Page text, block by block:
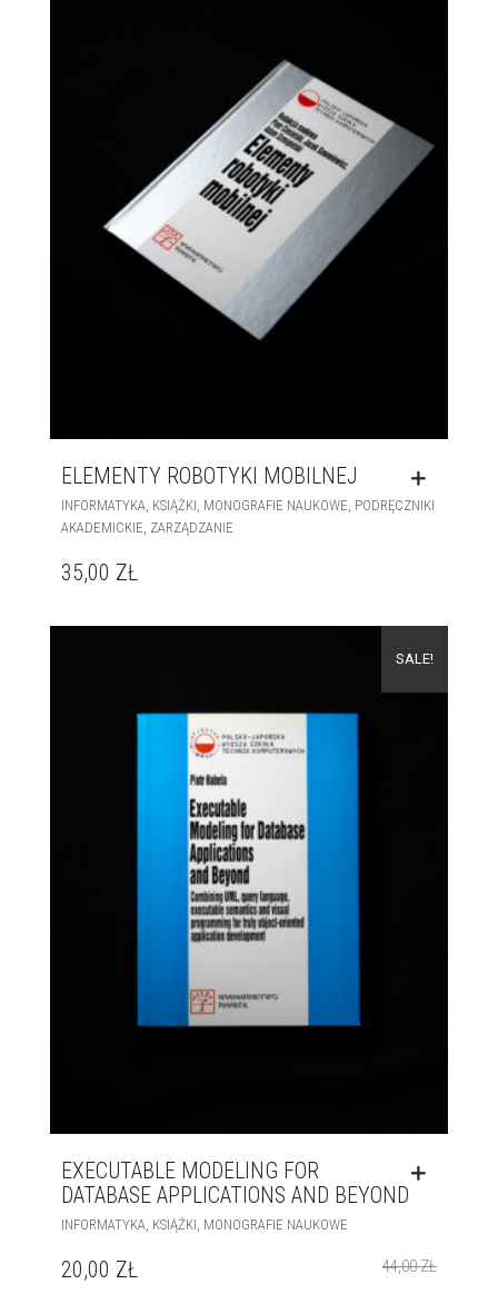
ELEMENTY ROBOTYKI MOBILNEJ
INFORMATYKA KSIĄŻKI MONOGRAFIE NAUKOWE PODRĘCZNIKI
AKADEMICKIE ZARZĄDZANIE
35,00 ZŁ
SALE!
EXECUTABLE MODELING FOR
DATABASE APPLICATIONS AND BEYOND
INFORMATYKA KSIĄŻKI MONOGRAFIE NAUKOWE
44,00ZŁ
20,00 ZŁ